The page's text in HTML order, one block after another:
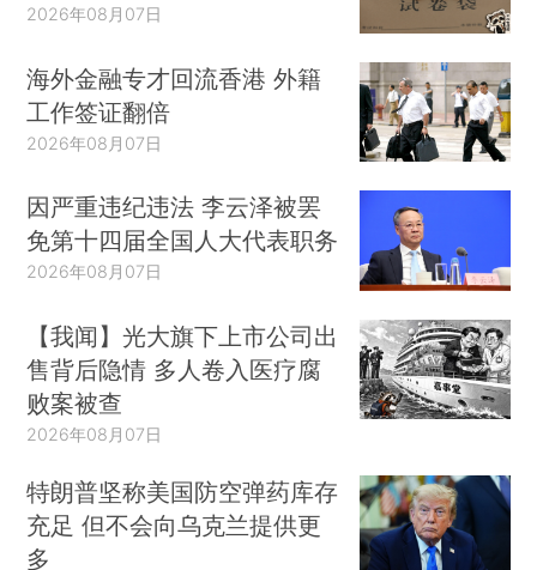
2026年08月07日
海外金融专才回流香港 外籍
工作签证翻倍
2026年08月07日
因严重违纪违法 李云泽被罢
免第十四届全国人大代表职务
2026年08月07日
【我闻】光大旗下上市公司出
售背后隐情 多人卷入医疗腐
败案被查
2026年08月07日
特朗普坚称美国防空弹药库存
充足 但不会向乌克兰提供更
多